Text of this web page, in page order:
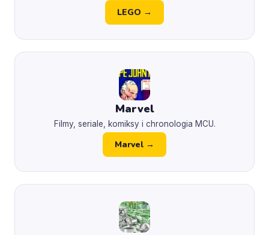
LEGO →
Marvel
Filmy, seriale, komiksy i chronologia MCU.
Marvel →